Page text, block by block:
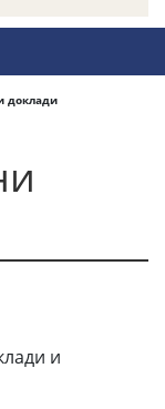
доклади
и